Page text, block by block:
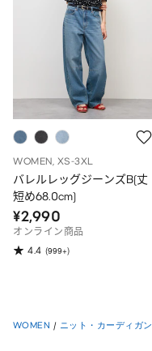
WOMEN, XS-3XL
バレルレッグジーンズB(丈
短め68.0cm)
¥2,990
オンライン商品
4.4 (999+)
WOMEN / ニット・カーディガン